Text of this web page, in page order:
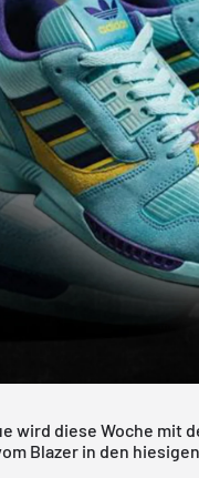
wird diese Woche mit
Blazer in den